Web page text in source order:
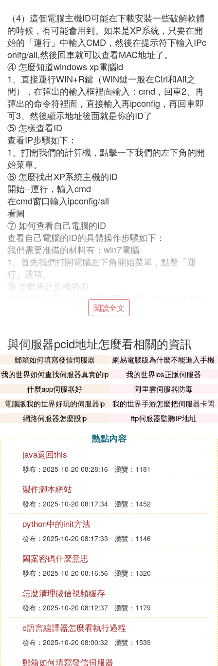
（4）這個電腦主機ID可能在下載安裝一些破解軟體
的時候，有可能會用到。如果是XP系統，只要在開
始的「運行」中輸入CMD，然後在提示符下輸入IPc
onifg/all,然後回車就可以查看MAC地址了。
④ 怎麼知道windows xp電腦id
1、直接運行WIN+R鍵（WIN鍵一般在Ctrl和Alt之
間），在彈出的輸入框裡面輸入：cmd，回車2、再
彈出的命令符裡面，直接輸入再ipconfig，再回車即
可3、然後顯示地址後面就是你的ID了
⑤ 怎樣查看ID
查看IP步驟如下：
1、打開我們的計算機，點擊一下我們的左下角的開
始菜單。
⑥ 怎麼找出XP系統主機的ID
開始--運行，輸入cmd
在cmd窗口輸入ipconfig/all
看圖
⑦ 如何查看自己電腦的ID
查看自己電腦的ID的具體操作步驟如下：
我們需要准備的材料有：win7電腦
1、首先我們打開電腦左下角開始菜單，點擊「運
行」選項。
⑧ 怎麼查計算機的ID
你說的應該是mac地址吧，開始-運行-輸入cmd-輸入
命令：ipconfig /all 在顯示的內容中找到 Physical Ad
Ⅱ 怎樣查看ID
查看IP步驟如下：
1、打開我們的計算機，點擊一下我們的左下角的開
始菜單。
Ⅲ 如何查詢主機ID碼
一、首先，打開Windows7系統，點擊桌面左下角的
「開始」，點擊打開。
閱讀全文
與伺服器pcid地址怎麼看相關的資訊
郵箱如何填寫發信伺服器
網易電腦版為什麼不能進入手機
伺服器
我的世界如何查找伺服器真實的ip
我的世界ios正版伺服器
什麼app伺服器好
阿里雲伺服器防毒
電腦版我的世界好玩的伺服器ip
我的世界手游怎麼把伺服器卡閃
退
網路伺服器怎麼設ip ftp伺服器監聽IP地址
熱點內容
java返回this
發布：2025-10-20 08:28:16 瀏覽：1181
製作腳本網站
發布：2025-10-20 08:17:34 瀏覽：1452
python中的init方法
發布：2025-10-20 08:17:33 瀏覽：1146
圖案密碼什麼意思
發布：2025-10-20 08:16:56 瀏覽：1320
怎麼清理微信視頻緩存
發布：2025-10-20 08:12:37 瀏覽：1179
c語言編譯器怎麼看執行過程
發布：2025-10-20 08:00:32 瀏覽：1539
郵箱如何填寫發信伺服器